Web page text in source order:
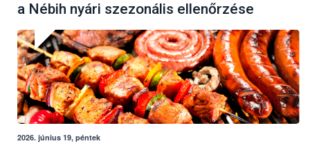
a Nébih nyári szezonális ellenőrzése
2026. június 19, péntek